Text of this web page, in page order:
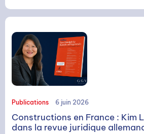
RECHERCHE
Rechercher
Publications 6 juin 2026
Constructions en France : Kim
dans la revue juridique